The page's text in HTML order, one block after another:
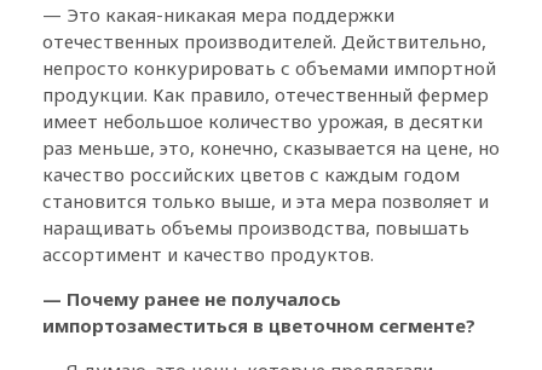
— Это какая-никакая мера поддержки
отечественных производителей. Действительно,
непросто конкурировать с объемами импортной
продукции. Как правило, отечественный фермер
имеет небольшое количество урожая, в десятки
раз меньше, это, конечно, сказывается на цене, но
качество российских цветов с каждым годом
становится только выше, и эта мера позволяет и
наращивать объемы производства, повышать
ассортимент и качество продуктов.
— Почему ранее не получалось
импортозаместиться в цветочном сегменте?